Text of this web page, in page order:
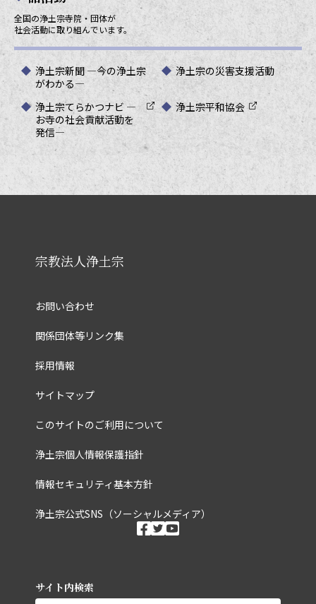
全国の浄土宗寺院・団体が
社会活動に取り組んでいます。
浄土宗新聞 ―今の浄土宗
がわかる―
浄土宗の災害支援活動
浄土宗てらかつナビ ―
お寺の社会貢献活動を
発信―
浄土宗平和協会
宗教法人浄土宗
お問い合わせ
関係団体等リンク集
採用情報
サイトマップ
このサイトのご利用について
浄土宗個人情報保護指針
情報セキュリティ基本方針
浄土宗公式SNS（ソーシャルメディア）
ソーシャルメディ
facebook
twitter
サイト内検索